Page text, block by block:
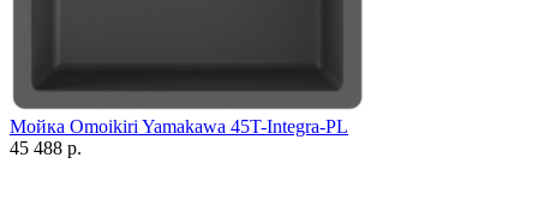
Мойка Omoikiri Yamakawa 45T-Integra-PL
45 488 р.